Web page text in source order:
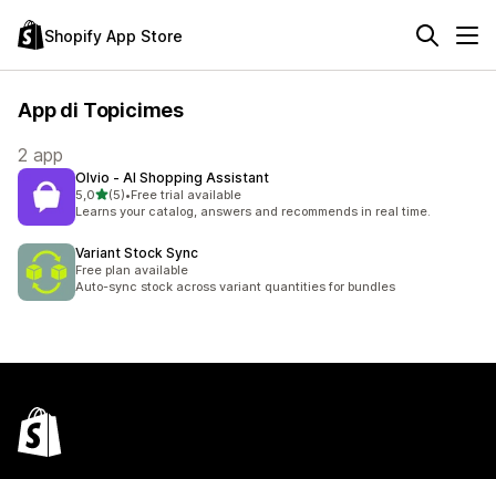
Shopify App Store
App di Topicimes
2 app
Olvio ‑ AI Shopping Assistant
5,0stelle su 5
(5)
5 recensioni totali
•Free trial available
Learns your catalog, answers and recommends in real time.
Variant Stock Sync
Free plan available
Auto-sync stock across variant quantities for bundles